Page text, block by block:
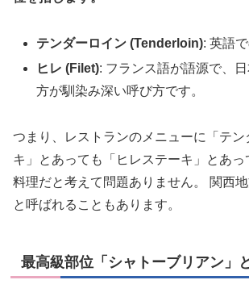
テンダーロイン (Tenderloin): 英語
ヒレ (Filet): フランス語が語源で、
方が馴染み深い呼び方です。
つまり、レストランのメニューに「テン
キ」とあっても「ヒレステーキ」とあ
料理だと考えて問題ありません。 関西地
と呼ばれることもあります。
最高級部位「シャトーブリアン」